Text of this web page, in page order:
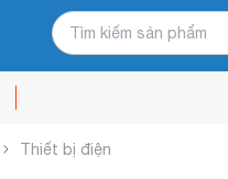
Thiết bị điện